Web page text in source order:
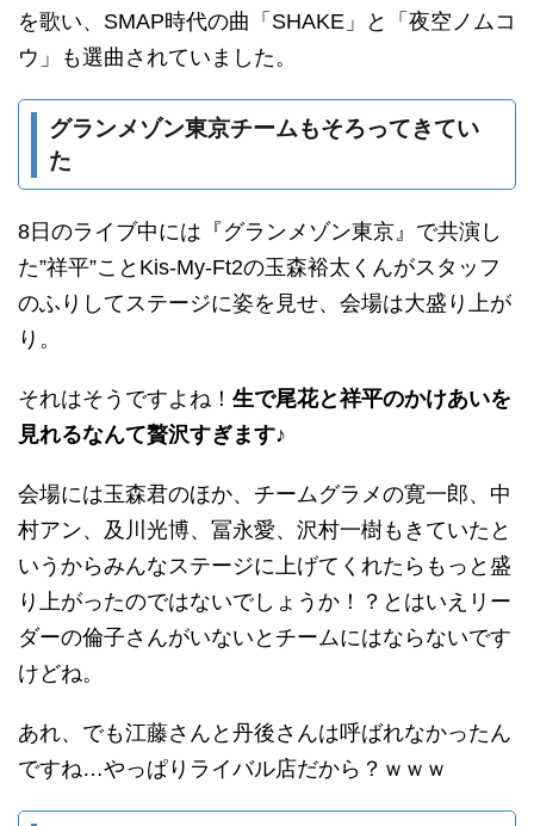
を歌い、SMAP時代の曲「SHAKE」と「夜空ノムコ
ウ」も選曲されていました。
グランメゾン東京チームもそろってきてい
た
8日のライブ中には『グランメゾン東京』で共演し
た”祥平”ことKis-My-Ft2の玉森裕太くんがスタッフ
のふりしてステージに姿を見せ、会場は大盛り上が
り。
それはそうですよね！ 生で尾花と祥平のかけあいを
見れるなんて贅沢すぎます♪
会場には玉森君のほか、チームグラメの寛一郎、中
村アン、及川光博、冨永愛、沢村一樹もきていたと
いうからみんなステージに上げてくれたらもっと盛
り上がったのではないでしょうか！？とはいえリー
ダーの倫子さんがいないとチームにはならないです
けどね。
あれ、でも江藤さんと丹後さんは呼ばれなかったん
ですね…やっぱりライバル店だから？ｗｗｗ